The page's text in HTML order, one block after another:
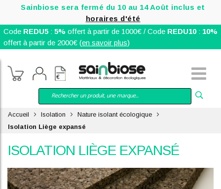
Sainbiose sera fermé du 10 au 14 Août inclus et
horaires d'été
Code REDU5: 5% offert à partir de 1000€ / Code REDU10: 10%
offert à partir de 2000€ (en savoir plus)
Accueil Isolation
Nature isolant écologique
Isolation Liège expansé
ISOLATION LIÈGE EXPANSÉ